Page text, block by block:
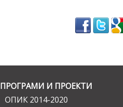
ПРОГРАМИ И ПРОЕКТИ
ОПИК 2014-2020